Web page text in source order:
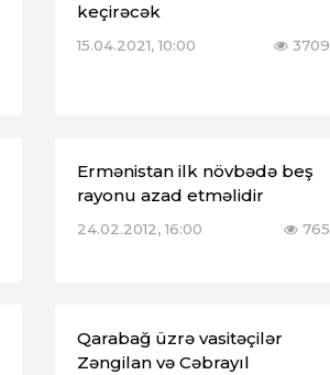
keçirəcək
15.04.2021, 10:00 3709
Ermənistan ilk növbədə beş
rayonu azad etməlidir
24.02.2012, 16:00 765
Qarabağ üzrə vasitəçilər
Zəngilan və Cəbrayıl